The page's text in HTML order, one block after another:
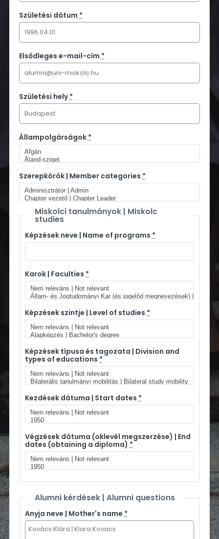
Születési dátum*
Elsődleges e-mail-cím*
Születési hely*
Állampolgárságok*
Szerepkörök | Member categories*
Miskolci tanulmányok | Miskolc
studies
Képzések neve | Name of programs*
Karok | Faculties*
Képzések szintje | Level of studies*
Képzések típusa és tagozata | Division and
types of educations*
Kezdések dátuma | Start dates*
Végzések dátuma (oklevél megszerzése) | End
dates (obtaining a diploma)*
Alumni kérdések | Alumni questions
Anyja neve | Mother's name*